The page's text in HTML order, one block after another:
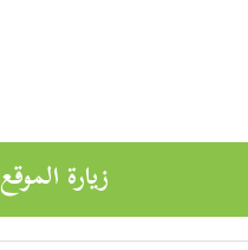
زيارة الموقع